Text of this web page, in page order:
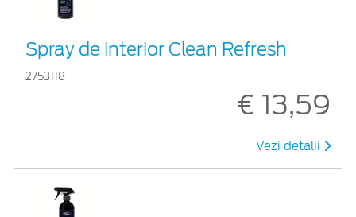
Spray de interior Clean Refresh
2753118
€ 13,59
Vezi detalii